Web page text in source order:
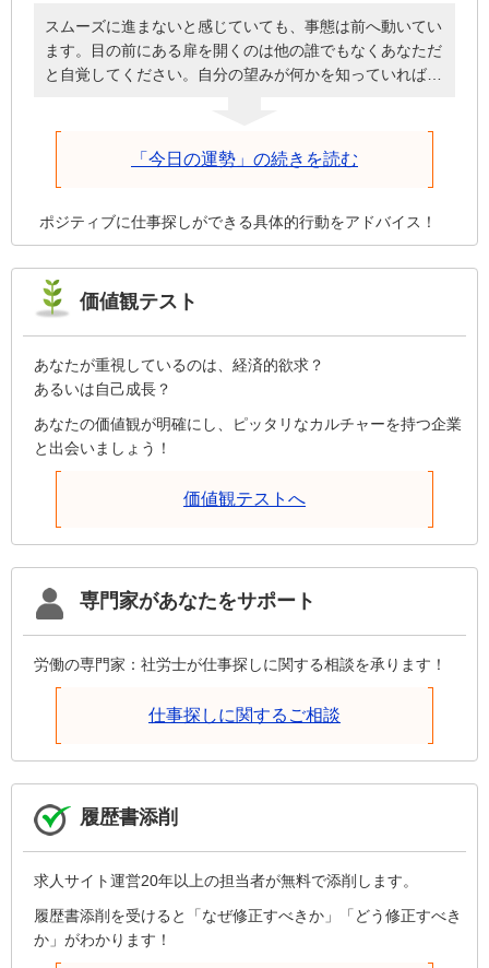
スムーズに進まないと感じていても、事態は前へ動いてい
ます。目の前にある扉を開くのは他の誰でもなくあなただ
と自覚してください。自分の望みが何かを知っていれば、
分が歩を進めることを前提に、深刻にならず明るく元気に
話しかけた方が、今日は物事がうまくいきます。
「今日の運勢」の続きを読む
ポジティブに仕事探しができる具体的行動をアドバイス！
価値観テスト
あなたが重視しているのは、経済的欲求？
あるいは自己成長？
あなたの価値観が明確にし、ピッタリなカルチャーを持つ企業
と出会いましょう！
価値観テストへ
専門家があなたをサポート
労働の専門家：社労士が仕事探しに関する相談を承ります！
仕事探しに関するご相談
履歴書添削
求人サイト運営20年以上の担当者が無料で添削します。
履歴書添削を受けると「なぜ修正すべきか」「どう修正すべき
か」がわかります！